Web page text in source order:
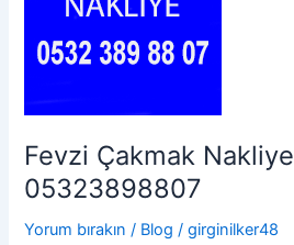
Fevzi Çakmak Nakliye
05323898807
Yorum bırakın / Blog /girginilker48